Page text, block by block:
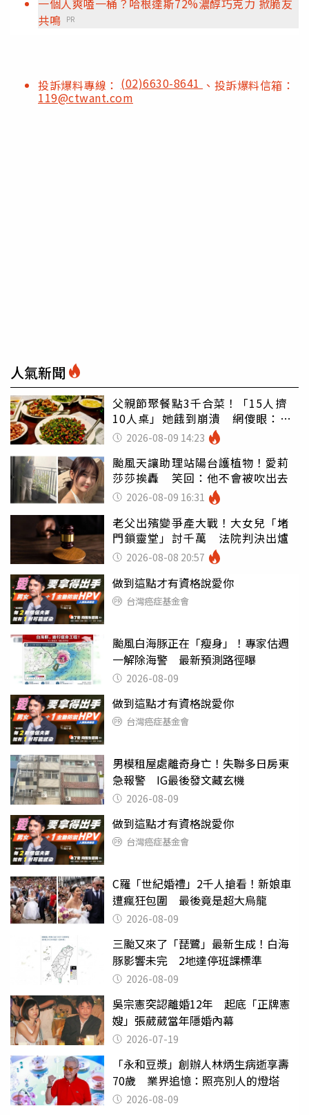
一個人爽嗑一桶？哈根達斯72%濃醇巧克力 掀脆友
共鳴 PR
投訴爆料專線： (02)6630-8641 、投訴爆料信箱：
119@ctwant.com
人氣新聞
父親節聚餐點3千合菜！「15人擠
10人桌」她餓到崩潰 網傻眼：讓
店家看笑話
2026-08-09 14:23
颱風天讓助理站陽台護植物！愛莉
莎莎挨轟 笑回：他不會被吹出去
2026-08-09 16:31
老父出殯變爭產大戰！大女兒「堵
門鎖靈堂」討千萬 法院判決出爐
2026-08-08 20:57
做到這點才有資格說愛你
台灣癌症基金會
颱風白海豚正在「瘦身」！專家估週
一解除海警 最新預測路徑曝
2026-08-09
做到這點才有資格說愛你
台灣癌症基金會
男模租屋處離奇身亡！失聯多日房東
急報警 IG最後發文藏玄機
2026-08-09
做到這點才有資格說愛你
台灣癌症基金會
C羅「世紀婚禮」2千人搶看！新娘車
遭瘋狂包圍 最後竟是超大烏龍
2026-08-09
三颱又來了「琵鷺」最新生成！白海
豚影響未完 2地達停班課標準
2026-08-09
吳宗憲突認離婚12年 起底「正牌憲
嫂」張葳葳當年隱婚內幕
2026-07-19
「永和豆漿」創辦人林炳生病逝享壽
70歲 業界追憶：照亮別人的燈塔
2026-08-09